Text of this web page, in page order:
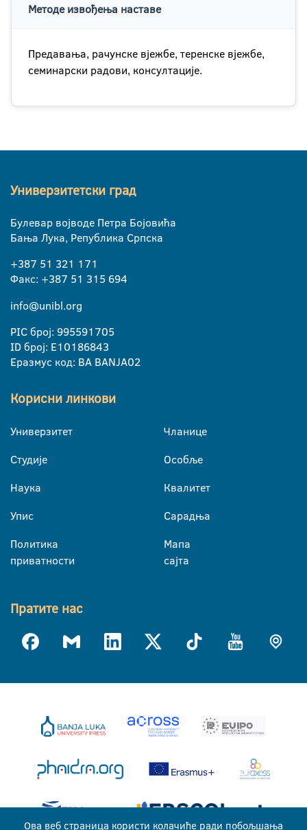
Методе извођења наставе
Предавања, рачунске вјежбе, теренске вјежбе,
семинарски радови, консултације.
Универзитетски град
Булевар војводе Петра Бојовића
Бања Лука, Република Српска
+387 51 321 171
Факс: +387 51 315 694
info@unibl.org
PIC број: 995591705
ID број: E10186843
Еразмус код: BA BANJA02
Корисни линкови
Универзитет
Студије
Наука
Упис
Политика
приватности
Чланице
Особље
Квалитет
Сарадња
Мапа
сајта
Пратите нас
Ова веб страница користи колачиће ради побољшања